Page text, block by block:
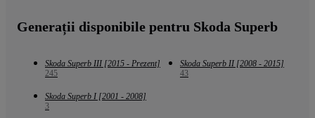
Generații disponibile pentru Skoda Superb
Skoda Superb III [2015 - Prezent]
245
Skoda Superb II [2008 - 2015]
43
Skoda Superb I [2001 - 2008]
3